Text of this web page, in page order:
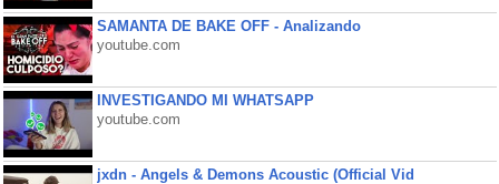
SAMANTA DE BAKE OFF - Analizando
youtube.com
INVESTIGANDO MI WHATSAPP
youtube.com
jxdn - Angels & Demons Acoustic (Official Vid